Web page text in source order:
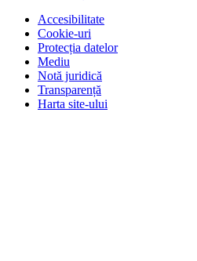
Accesibilitate
Cookie-uri
Protecția datelor
Mediu
Notă juridică
Transparență
Harta site-ului